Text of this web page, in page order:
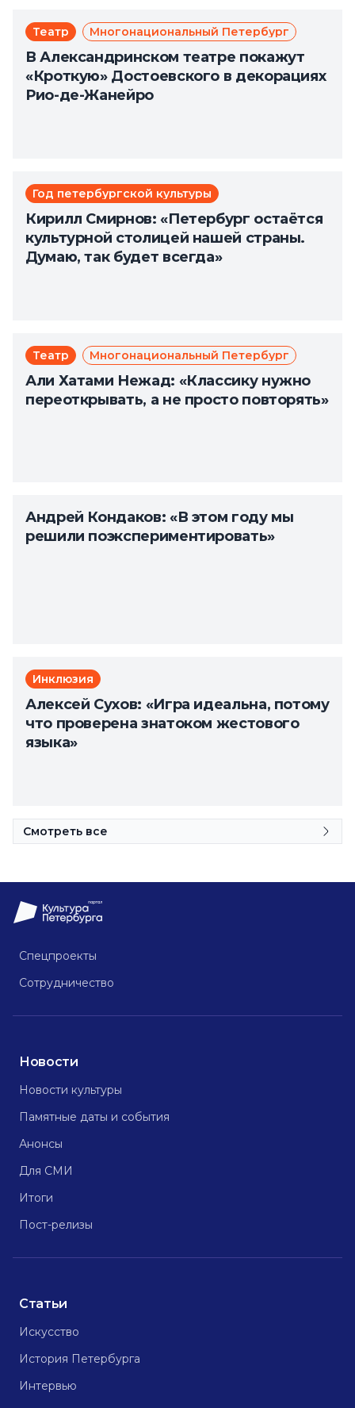
Театр Многонациональный Петербург
В Александринском театре покажут
«Кроткую» Достоевского в декорациях
Рио-де-Жанейро
Год петербургской культуры
Кирилл Смирнов: «Петербург остаётся
культурной столицей нашей страны.
Думаю, так будет всегда»
Театр Многонациональный Петербург
Али Хатами Нежад: «Классику нужно
переоткрывать, а не просто повторять»
Андрей Кондаков: «В этом году мы
решили поэкспериментировать»
Инклюзия
Алексей Сухов: «Игра идеальна, потому
что проверена знатоком жестового
языка»
Смотреть все
Спецпроекты
Сотрудничество
Новости
Новости культуры
Памятные даты и события
Анонсы
Для СМИ
Итоги
Пост-релизы
Статьи
Искусство
История Петербурга
Интервью